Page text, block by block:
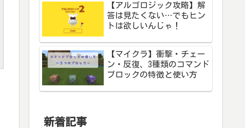
【アルゴロジック攻略】解
答は見たくない…でもヒン
トは欲しいんじゃ！
【マイクラ】衝撃・チェー
ン・反復、3種類のコマンド
ブロックの特徴と使い方
新着記事